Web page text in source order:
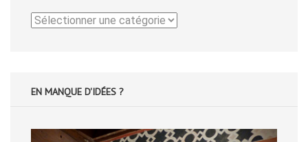
Catégories
EN MANQUE D'IDÉES ?